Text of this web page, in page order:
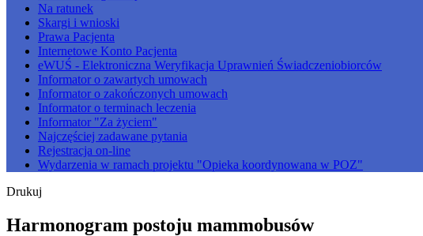
Na ratunek
Skargi i wnioski
Prawa Pacjenta
Internetowe Konto Pacjenta
eWUŚ - Elektroniczna Weryfikacja Uprawnień Świadczeniobiorców
Informator o zawartych umowach
Informator o zakończonych umowach
Informator o terminach leczenia
Informator "Za życiem"
Najczęściej zadawane pytania
Rejestracja on-line
Wydarzenia w ramach projektu "Opieka koordynowana w POZ"
Drukuj
Harmonogram postoju mammobusów